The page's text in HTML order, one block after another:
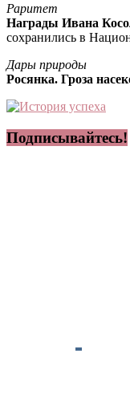
Раритет
Награды Ивана
сохранились в
Дары природы
Росянка. Гроза
Подписывайтесь!